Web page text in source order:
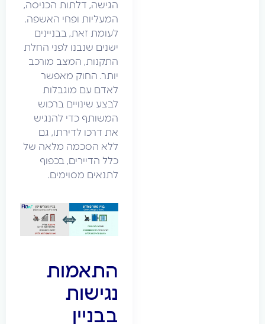
הגישה, דלתות הכניסה,
המעליות ופחי האשפה.
לעומת זאת, בבניינים
ישנים שנבנו לפני החלת
התקנות, המצב מורכב
יותר. החוק מאפשר
לאדם עם מוגבלות
לבצע שינויים ברכוש
המשותף כדי להנגיש
את דרכו לדירתו, גם
ללא הסכמה מלאה של
כלל הדיירים, בכפוף
לתנאים מסוימים.
התאמות
נגישות
בבניין